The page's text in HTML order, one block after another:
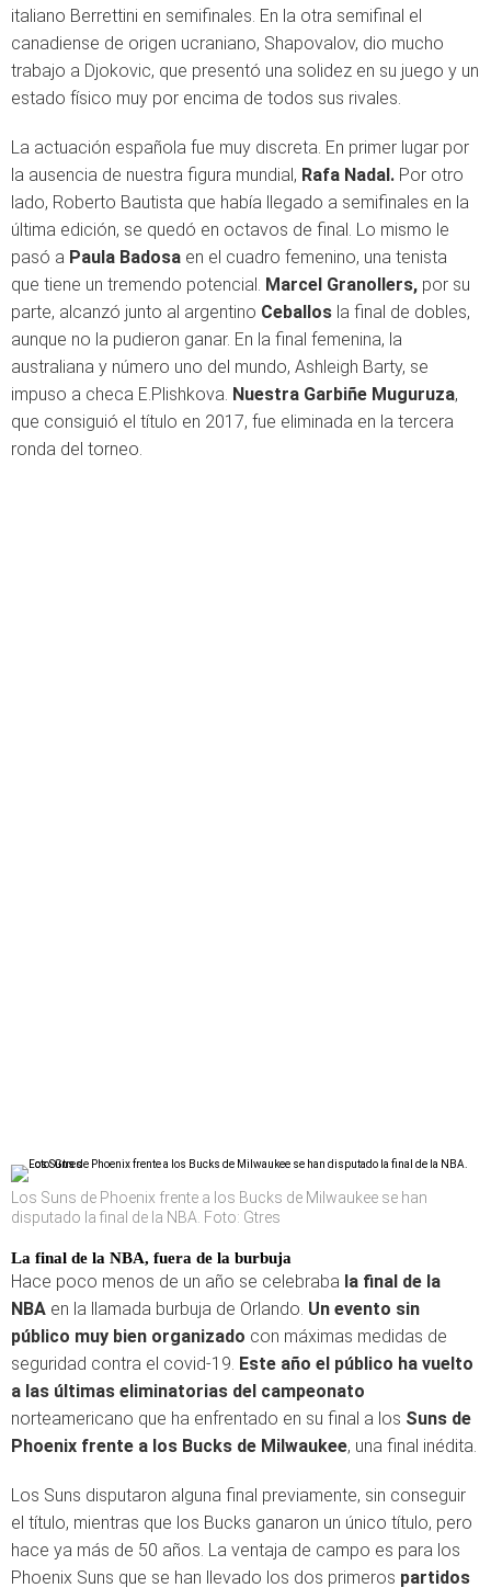
italiano Berrettini en semifinales. En la otra semifinal el
canadiense de origen ucraniano, Shapovalov, dio mucho
trabajo a Djokovic, que presentó una solidez en su juego y un
estado físico muy por encima de todos sus rivales.
La actuación española fue muy discreta. En primer lugar por
la ausencia de nuestra figura mundial, Rafa Nadal. Por otro
lado, Roberto Bautista que había llegado a semifinales en la
última edición, se quedó en octavos de final. Lo mismo le
pasó a Paula Badosa en el cuadro femenino, una tenista
que tiene un tremendo potencial. Marcel Granollers, por su
parte, alcanzó junto al argentino Ceballos la final de dobles,
aunque no la pudieron ganar. En la final femenina, la
australiana y número uno del mundo, Ashleigh Barty, se
impuso a checa E.Plishkova. Nuestra Garbiñe Muguruza,
que consiguió el título en 2017, fue eliminada en la tercera
ronda del torneo.
Los Suns de Phoenix frente a los Bucks de Milwaukee se han
disputado la final de la NBA. Foto: Gtres
La final de la NBA, fuera de la burbuja
Hace poco menos de un año se celebraba la final de la
NBA en la llamada burbuja de Orlando. Un evento sin
público muy bien organizado con máximas medidas de
seguridad contra el covid-19. Este año el público ha vuelto
a las últimas eliminatorias del campeonato
norteamericano que ha enfrentado en su final a los Suns de
Phoenix frente a los Bucks de Milwaukee, una final inédita.
Los Suns disputaron alguna final previamente, sin conseguir
el título, mientras que los Bucks ganaron un único título, pero
hace ya más de 50 años. La ventaja de campo es para los
Phoenix Suns que se han llevado los dos primeros partidos